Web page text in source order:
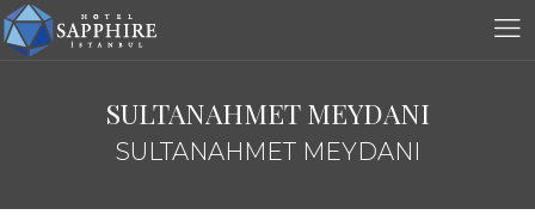
SULTANAHMET MEYDANI
SULTANAHMET MEYDANI